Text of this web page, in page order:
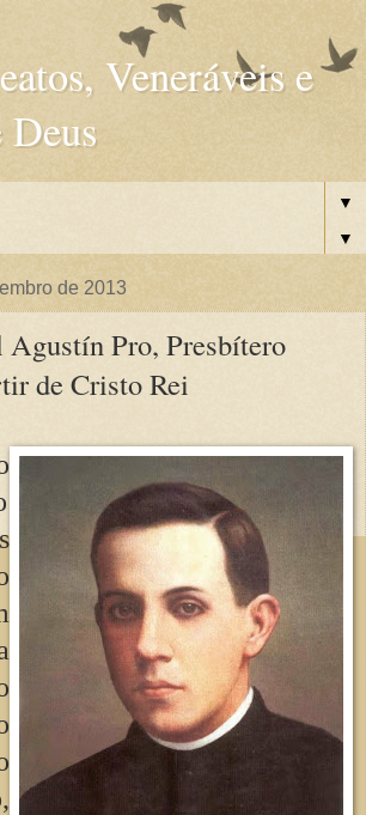
Veneráveis e
Deus
▼
▼
de 2013
Pro, Presbítero
de Cristo Rei